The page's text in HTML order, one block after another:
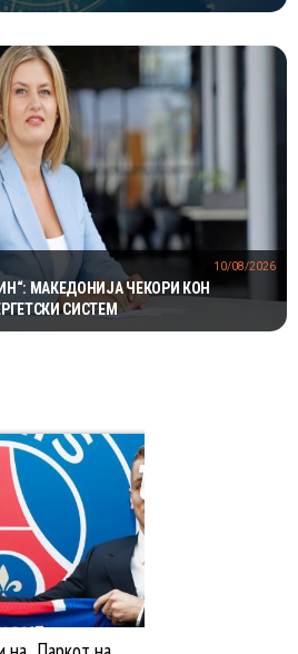
МАКЕДОНИЈА ЧЕКОРИ КОН
СИСТЕМ
10/08/2026